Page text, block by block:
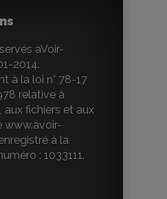
aVoir-
2014.
à la loi n° 78-17
relative à
aux fichiers et aux
www.avoir-
à la
: 1033111.